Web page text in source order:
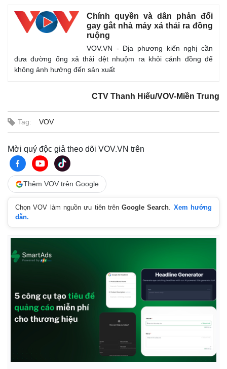
Kinh tế
Bất động sản
Khởi nghiệp
Tiêu dùng
Tỷ giá
Chính quyền và dân phản đối
gay gắt nhà máy xả thải ra đồng
ruộng
VOV.VN - Địa phương kiến nghị cần
đưa đường ống xả thải dệt nhuộm ra khỏi cánh đồng để
không ảnh hưởng đến sản xuất
CTV Thanh Hiếu/VOV-Miền Trung
Tag: VOV
Mời quý độc giả theo dõi VOV.VN trên
Thêm VOV trên Google
Chọn VOV làm nguồn ưu tiên trênGoogle Search. Xem hướng
dẫn.